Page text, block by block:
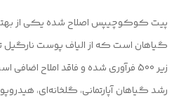
پیت کوکوچیپس اصلاح شده یکی از
زیر 500 فرآوری شده و فاقد املاح
رشد گیاهان آپارتمانی، گلخانه‌ای،